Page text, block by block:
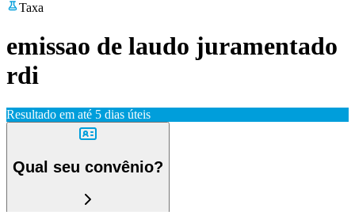
Taxa
emissao de laudo juramentado
rdi
Resultado em até 5 dias úteis
Qual seu convênio?